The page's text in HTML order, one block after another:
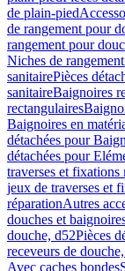
de plain-pied
de rangement pour
rangement pour
Niches de rangement
sanitairePièces
sanitaireBaignoires
rectangulaires
Baignoires en
détachées pour
détachées pour
traverses et fixations
jeux de traverses et
réparationAutres
douches et
douche, d52Pièces
receveurs de
Avec caches bondes